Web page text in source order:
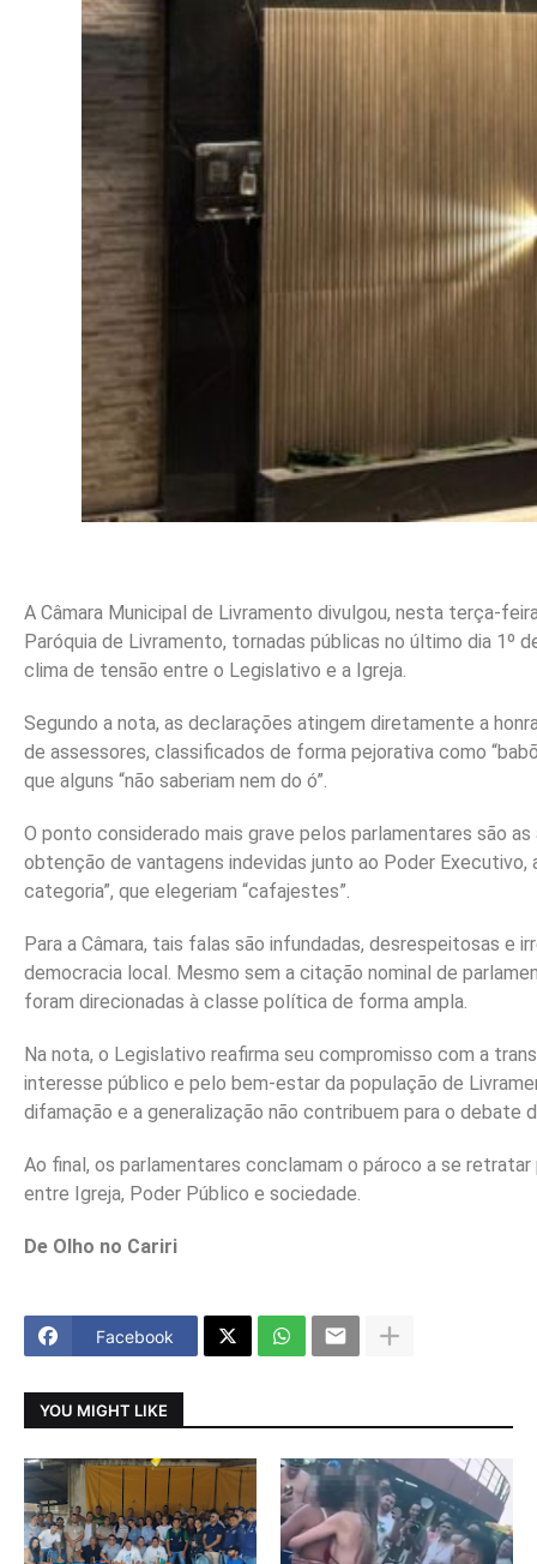
A Câmara Municipal de Livramento divulgou, nesta terça-
Paróquia de Livramento, tornadas públicas no último dia
clima de tensão entre o Legislativo e a Igreja.
Segundo a nota, as declarações atingem diretamente a
de assessores, classificados de forma pejorativa como
que alguns “não saberiam nem do ó”.
O ponto considerado mais grave pelos parlamentares são
obtenção de vantagens indevidas junto ao Poder
categoria”, que elegeriam “cafajestes”.
Para a Câmara, tais falas são infundadas, desrespeitosas e
democracia local. Mesmo sem a citação nominal de
foram direcionadas à classe política de forma ampla.
Na nota, o Legislativo reafirma seu compromisso com a
interesse público e pelo bem-estar da população de
difamação e a generalização não contribuem para o debate
Ao final, os parlamentares conclamam o pároco a se
entre Igreja, Poder Público e sociedade.
De Olho no Cariri
Facebook
YOU MIGHT LIKE